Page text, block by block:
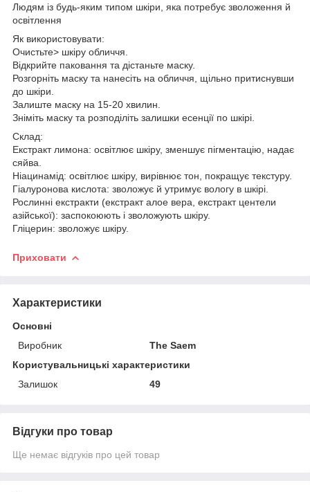
Людям із будь-яким типом шкіри, яка потребує зволоження й
освітлення
Як використовувати:
Очистьте> шкіру обличчя.
Відкрийте паковання та дістаньте маску.
Розгорніть маску та нанесіть на обличчя, щільно притиснувши
до шкіри.
Залиште маску на 15-20 хвилин.
Зніміть маску та розподіліть залишки есенції по шкірі.
Склад:
Екстракт лимона: освітлює шкіру, зменшує пігментацію, надає
сяйва.
Ніацинамід: освітлює шкіру, вирівнює тон, покращує текстуру.
Гіалуронова кислота: зволожує й утримує вологу в шкірі.
Рослинні екстракти (екстракт алое вера, екстракт центели
азійської): заспокоюють і зволожують шкіру.
Гліцерин: зволожує шкіру.
Приховати
Характеристики
Основні
Виробник
The Saem
Користувальницькі характеристики
Залишок
49
Відгуки про товар
Ще немає відгуків про цей товар